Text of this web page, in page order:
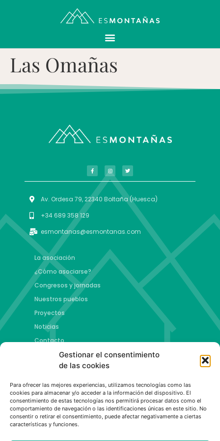
Gestionar el consentimiento
de las cookies
Para ofrecer las mejores experiencias, utilizamos tecnologías como las
cookies para almacenar y/o acceder a la información del dispositivo. El
consentimiento de estas tecnologías nos permitirá procesar datos como el
comportamiento de navegación o las identificaciones únicas en este sitio. No
consentir o retirar el consentimiento, puede afectar negativamente a ciertas
características y funciones.
Las Omañas
Av. Ordesa 79, 22340 Boltaña (Huesca)
+34 689 358 129
esmontanas@esmontanas.com
La asociación
¿Cómo asociarse?
Congresos y jornadas
Nuestros pueblos
Proyectos
Noticias
Contacto
Proyectos
Copa esMontañas
Red de emprendimiento de base tecnológica
Capital Española de las Montañas